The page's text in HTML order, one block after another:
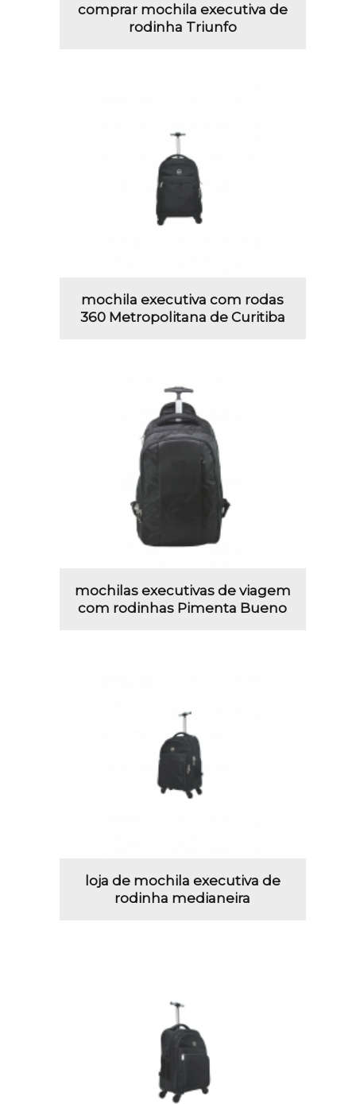
comprar mochila executiva de
rodinha Triunfo
mochila executiva com rodas
360 Metropolitana de Curitiba
mochilas executivas de viagem
com rodinhas Pimenta Bueno
loja de mochila executiva de
rodinha medianeira